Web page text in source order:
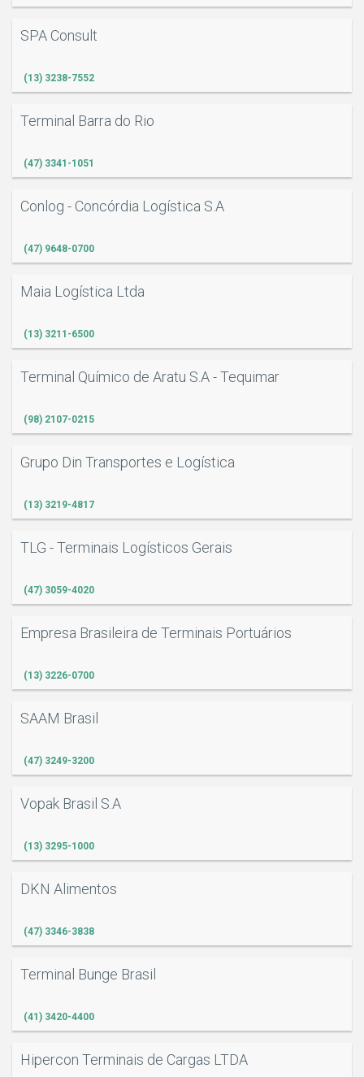
SPA Consult
(13) 3238-7552
Terminal Barra do Rio
(47) 3341-1051
Conlog - Concórdia Logística S.A
(47) 9648-0700
Maia Logística Ltda
(13) 3211-6500
Terminal Químico de Aratu S.A - Tequimar
(98) 2107-0215
Grupo Din Transportes e Logística
(13) 3219-4817
TLG - Terminais Logísticos Gerais
(47) 3059-4020
Empresa Brasileira de Terminais Portuários
(13) 3226-0700
SAAM Brasil
(47) 3249-3200
Vopak Brasil S.A
(13) 3295-1000
DKN Alimentos
(47) 3346-3838
Terminal Bunge Brasil
(41) 3420-4400
Hipercon Terminais de Cargas LTDA